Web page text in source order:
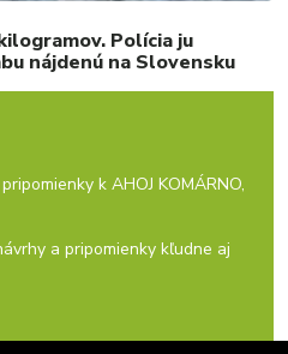
Polícia ju
nájdenú na Slovensku
k AHOJ KOMÁRNO,
a pripomienky kľudne aj